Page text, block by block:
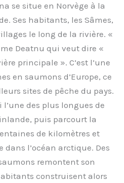
se situe en Norvège à la
Ses habitants, les Sâmes,
le long de la rivière. «
Deatnu qui veut dire «
principale ». C’est l’une
en saumons d’Europe, ce
sites de pêche du pays.
l’une des plus longues de
puis parcourt la
de kilomètres et
l’océan arctique. Des
remontent son
construisent alors